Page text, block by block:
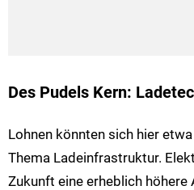
Des Pudels Kern:
Lohnen könnten sich hier
Thema Ladeinfrastruktur.
Zukunft eine erheblich höhere